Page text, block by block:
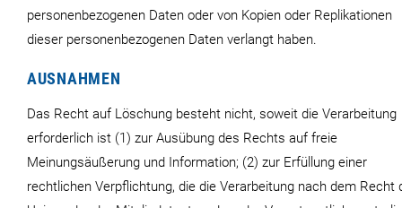
personenbezogenen Daten oder von Kopien oder Replikationen
dieser personenbezogenen Daten verlangt haben.
AUSNAHMEN
Das Recht auf Löschung besteht nicht, soweit die Verarbeitung
erforderlich ist (1) zur Ausübung des Rechts auf freie
Meinungsäußerung und Information; (2) zur Erfüllung einer
rechtlichen Verpflichtung, die die Verarbeitung nach dem Recht